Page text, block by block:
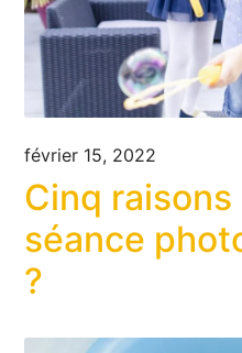
février 15, 2022
Cinq
séance
?